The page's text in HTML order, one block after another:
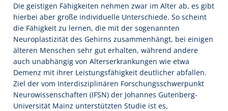
Die geistigen Fähigkeiten nehmen zwar im Alter ab, es gibt
hierbei aber große individuelle Unterschiede. So scheint
die Fähigkeit zu lernen, die mit der sogenannten
Neuroplastizität des Gehirns zusammenhängt, bei einigen
älteren Menschen sehr gut erhalten, während andere
auch unabhängig von Alterserkrankungen wie etwa
Demenz mit ihrer Leistungsfähigkeit deutlicher abfallen.
Ziel der vom Interdisziplinären Forschungsschwerpunkt
Neurowissenschaften (IFSN) der Johannes Gutenberg-
Universität Mainz unterstützten Studie ist es,